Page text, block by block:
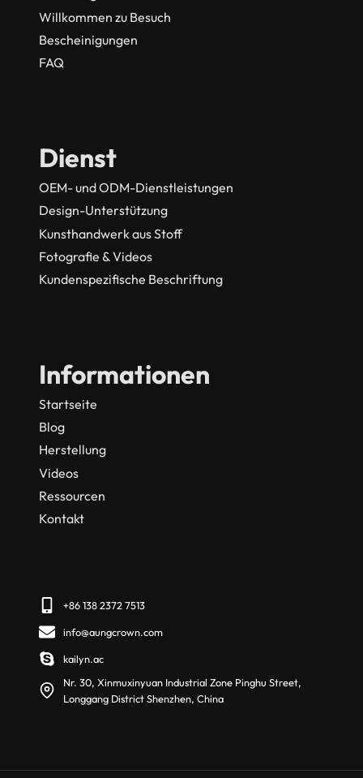
Willkommen zu Besuch
Bescheinigungen
FAQ
Dienst
OEM- und ODM-Dienstleistungen
Design-Unterstützung
Kunsthandwerk aus Stoff
Fotografie & Videos
Kundenspezifische Beschriftung
Informationen
Startseite
Blog
Herstellung
Videos
Ressourcen
Kontakt
+86 138 2372 7513
info@aungcrown.com
kailyn.ac
Nr. 30, Xinmuxinyuan Industrial Zone Pinghu Street,
Longgang District Shenzhen, China